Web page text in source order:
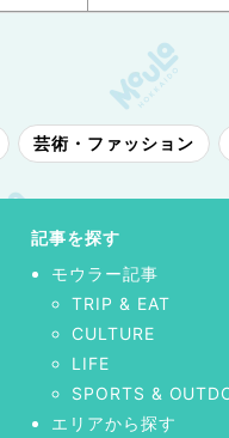
芸術・ファッション
記事を探す
モウラー記事
TRIP & EAT
CULTURE
LIFE
SPORTS &
エリアから探す